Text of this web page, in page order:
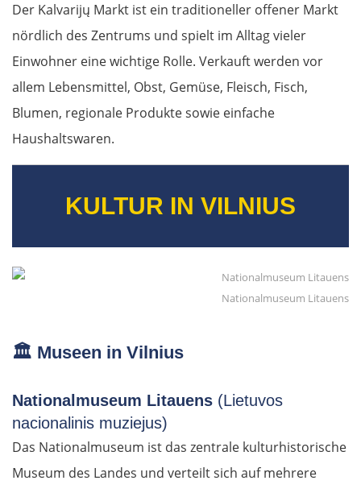
Der Kalvarijų Markt ist ein traditioneller offener Markt
nördlich des Zentrums und spielt im Alltag vieler
Einwohner eine wichtige Rolle. Verkauft werden vor
allem Lebensmittel, Obst, Gemüse, Fleisch, Fisch,
Blumen, regionale Produkte sowie einfache
Haushaltswaren.
KULTUR IN VILNIUS
Nationalmuseum Litauens
🏛️ Museen in Vilnius
Nationalmuseum Litauens (Lietuvos
nacionalinis muziejus)
Das Nationalmuseum ist das zentrale kulturhistorische
Museum des Landes und verteilt sich auf mehrere